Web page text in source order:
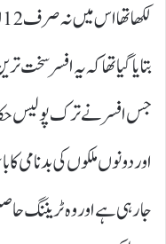
بتایا گیا تھا کہ یہ افسر
جس افسر نے ترک پولیس حکام
اور دونوں ملکوں کی بدنامی
جارہی ہے اور وہ ٹریننگ